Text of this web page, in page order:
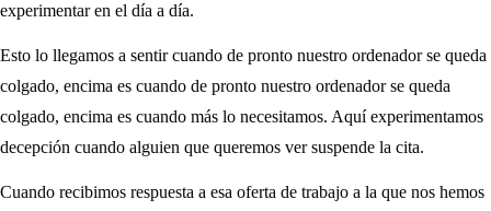
experimentar en el día a día.
Esto lo llegamos a sentir cuando de pronto nuestro ordenador se queda
colgado, encima es cuando de pronto nuestro ordenador se queda
colgado, encima es cuando más lo necesitamos. Aquí experimentamos
decepción cuando alguien que queremos ver suspende la cita.
Cuando recibimos respuesta a esa oferta de trabajo a la que nos hemos